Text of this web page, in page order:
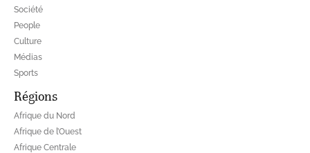
Société
People
Culture
Médias
Sports
Régions
Afrique du Nord
Afrique de l’Ouest
Afrique Centrale